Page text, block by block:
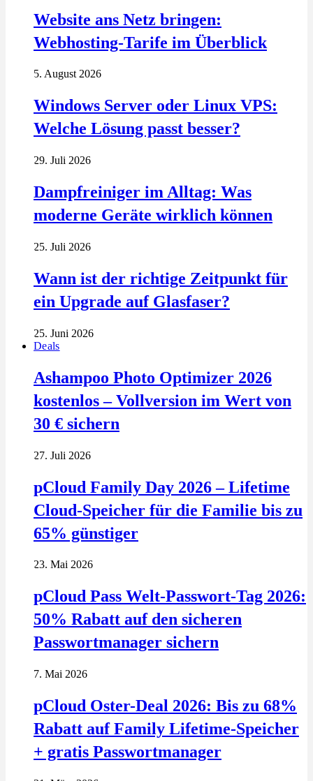
Website ans Netz bringen:
Webhosting-Tarife im Überblick
5. August 2026
Windows Server oder Linux VPS:
Welche Lösung passt besser?
29. Juli 2026
Dampfreiniger im Alltag: Was
moderne Geräte wirklich können
25. Juli 2026
Wann ist der richtige Zeitpunkt für
ein Upgrade auf Glasfaser?
25. Juni 2026
Deals
Ashampoo Photo Optimizer 2026
kostenlos – Vollversion im Wert von
30 € sichern
27. Juli 2026
pCloud Family Day 2026 – Lifetime
Cloud-Speicher für die Familie bis zu
65% günstiger
23. Mai 2026
pCloud Pass Welt-Passwort-Tag 2026:
50% Rabatt auf den sicheren
Passwortmanager sichern
7. Mai 2026
pCloud Oster-Deal 2026: Bis zu 68%
Rabatt auf Family Lifetime-Speicher
+ gratis Passwortmanager